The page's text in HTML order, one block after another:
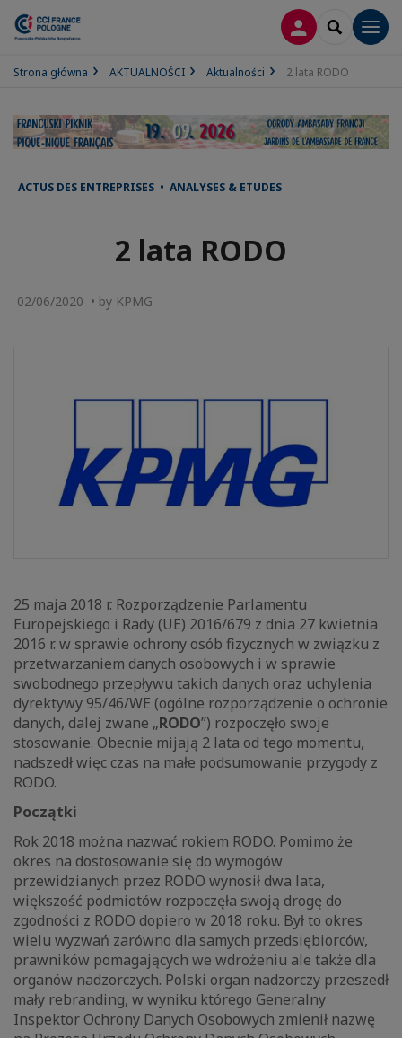
LOGOWANIE
SEARCH
Strona główna AKTUALNOŚCI Aktualności 2 lata RODO
ACTUS DES ENTREPRISES • ANALYSES & ETUDES
2 lata RODO
02/06/2020 • by KPMG
25 maja 2018 r. Rozporządzenie Parlamentu
Europejskiego i Rady (UE) 2016/679 z dnia 27 kwietnia
2016 r. w sprawie ochrony osób fizycznych w związku z
przetwarzaniem danych osobowych i w sprawie
swobodnego przepływu takich danych oraz uchylenia
dyrektywy 95/46/WE (ogólne rozporządzenie o ochronie
danych, dalej zwane „RODO”) rozpoczęło swoje
stosowanie. Obecnie mijają 2 lata od tego momentu,
nadszedł więc czas na małe podsumowanie przygody z
RODO.
Początki
Rok 2018 można nazwać rokiem RODO. Pomimo że
okres na dostosowanie się do wymogów
przewidzianych przez RODO wynosił dwa lata,
większość podmiotów rozpoczęła swoją drogę do
zgodności z RODO dopiero w 2018 roku. Był to okres
wielu wyzwań zarówno dla samych przedsiębiorców,
prawników pomagających we wdrożeniu ale także dla
organów nadzorczych. Polski organ nadzorczy przeszedł
mały rebranding, w wyniku którego Generalny
Inspektor Ochrony Danych Osobowych zmienił nazwę